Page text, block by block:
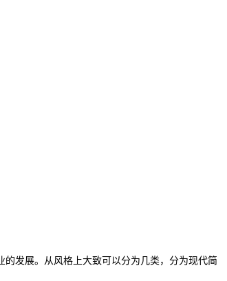
的发展。从风格上大致可以分为几类，分为现代简